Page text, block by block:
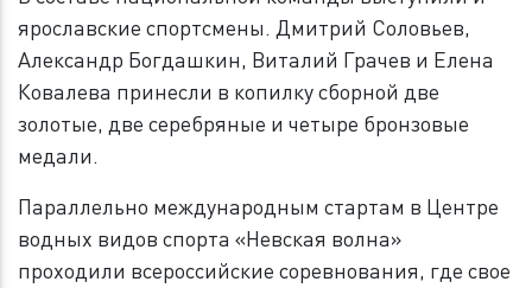
ярославские спортсмены. Дмитрий Соловьев,
Александр Богдашкин, Виталий Грачев и Елена
Ковалева принесли в копилку сборной две
золотые, две серебряные и четыре бронзовые
медали.
Параллельно международным стартам в Центре
водных видов спорта «Невская волна»
проходили всероссийские соревнования, где свое